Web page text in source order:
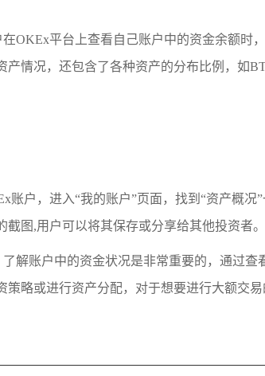
OKEx平台上查看自己账户中的资金余额时
情况，还包含了各种资产的分布比例，如
户，进入“我的账户”页面，找到“资产概况
图,用户可以将其保存或分享给其他投资者。
解账户中的资金状况是非常重要的，通过查
略或进行资产分配，对于想要进行大额交